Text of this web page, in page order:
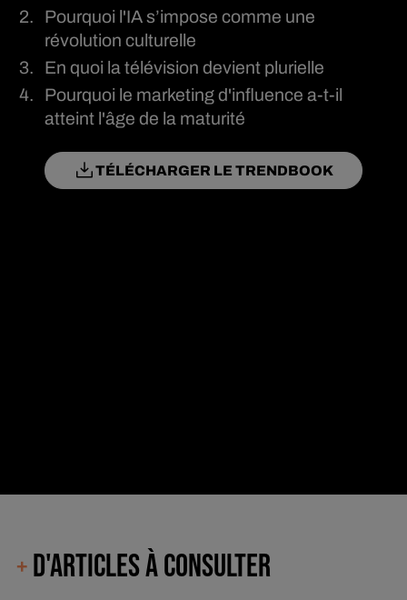
Pourquoi l'IA s’impose comme une
révolution culturelle
En quoi la télévision devient plurielle
Pourquoi le marketing d'influence a-t-il
atteint l'âge de la maturité
TÉLÉCHARGER LE TRENDBOOK
+D'ARTICLES À CONSULTER